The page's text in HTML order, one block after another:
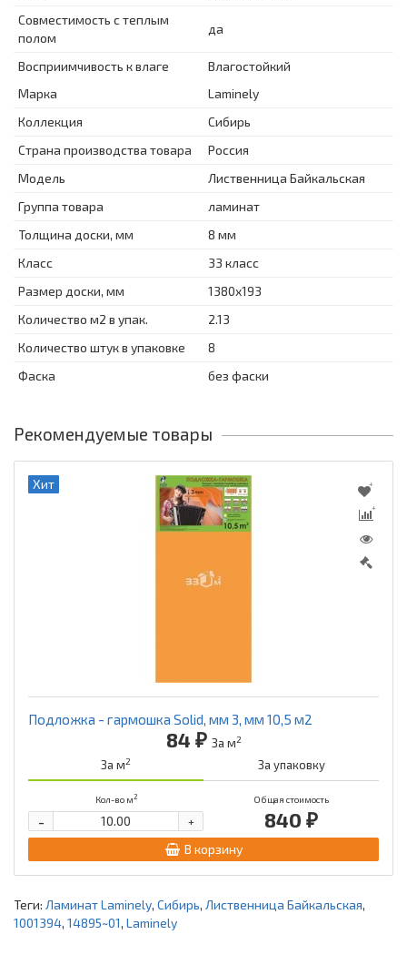
Совместимость с теплым
полом
да
Восприимчивость к влаге
Влагостойкий
Марка
Laminely
Коллекция
Сибирь
Страна производства товара
Россия
Модель
Лиственница Байкальская
Группа товара
ламинат
Толщина доски, мм
8 мм
Класс
33 класс
Размер доски, мм
1380x193
Количество м2 в упак.
2.13
Количество штук в упаковке
8
Фаска
без фаски
Рекомендуемые товары
Хит
Подложка - гармошка Solid, мм 3, мм 10,5 м2
84 ₽ За м2
За м2 За упаковку
Кол-во м2 Общая стоимость
840 ₽
+
-
В корзину
Теги: Ламинат Laminely, Сибирь, Лиственница Байкальская,
1001394, 14895~01, Laminely